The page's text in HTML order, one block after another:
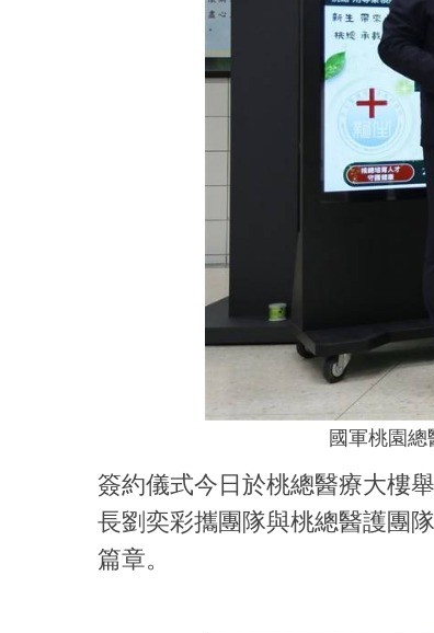
國軍桃園總
簽約儀式今日於桃總醫療大樓
長劉奕彩攜團隊與桃總醫護團
篇章。